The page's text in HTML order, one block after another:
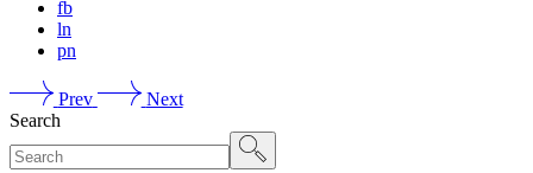
fb
ln
pn
Prev
Next
Search